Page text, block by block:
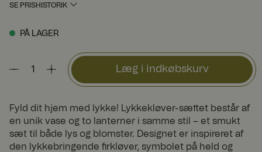
SE PRISHISTORIK
PÅ LAGER
Læg i indkøbskurv
Fyld dit hjem med lykke! Lykkekløver-sættet består af
en unik vase og to lanterner i samme stil – et smukt
sæt til både lys og blomster. Designet er inspireret af
den lykkebringende firkløver, symbolet på held og